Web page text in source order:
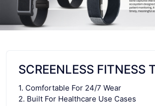
SCREENLESS FITNESS
1. Comfortable For 24/7 Wear
2. Built For Healthcare Use Cases